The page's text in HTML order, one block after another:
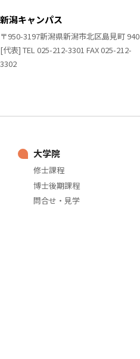
新潟キャンパス
〒950-3197新潟県新潟市北区島見町 940
[代表] TEL 025-212-3301 FAX 025-212-
3302
大学院
修士課程
博士後期課程
問合せ・見学